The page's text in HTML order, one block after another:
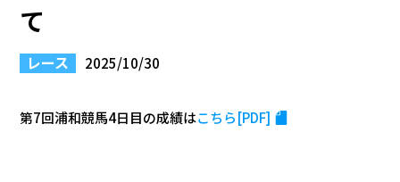
て
レース 2025/10/30
第7回浦和競馬4日目の成績はこちら[PDF]